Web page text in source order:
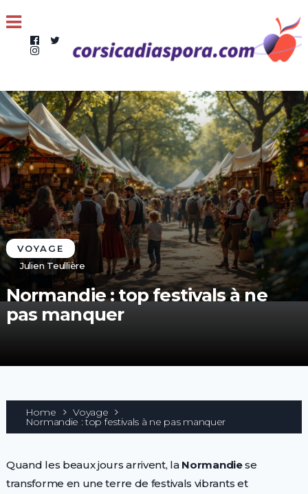
VOYAGE
Julien Teullière
Normandie : top festivals à ne
pas manquer
Home Voyage
Normandie : top festivals à ne pas manquer
Quand les beaux jours arrivent, la Normandiese
transforme en une terre de festivals vibrants et